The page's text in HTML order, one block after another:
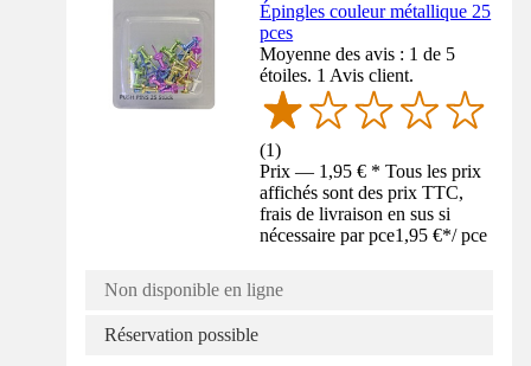
Épingles couleur métallique 25
pces
Moyenne des avis : 1 de 5
étoiles. 1 Avis client.
(1)
Prix — 1,95 € * Tous les prix
affichés sont des prix TTC,
frais de livraison en sus si
nécessaire par pce1,95 €*/ pce
Non disponible en ligne
Réservation possible